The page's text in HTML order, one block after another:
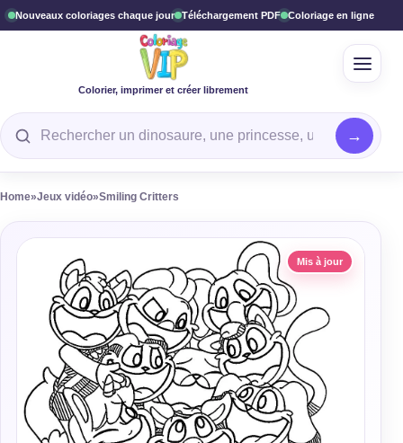
Nouveaux coloriages chaque jour Téléchargement PDF Coloriage en ligne
Colorier, imprimer et créer librement
Rechercher un coloriage
Home»Jeux vidéo»Smiling Critters
Mis à jour